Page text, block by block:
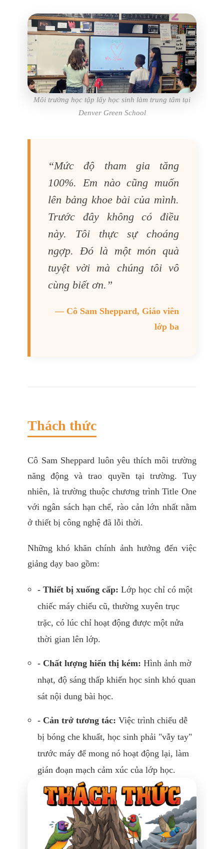
Môi trường học tập lấy học sinh làm trung tâm tại
Denver Green School
“Mức độ tham gia tăng
100%. Em nào cũng muốn
lên bảng khoe bài của mình.
Trước đây không có điều
này. Tôi thực sự choáng
ngợp. Đó là một món quà
tuyệt vời mà chúng tôi vô
cùng biết ơn.”
— Cô Sam Sheppard, Giáo viên
lớp ba
Thách thức
Cô Sam Sheppard luôn yêu thích môi trường
năng động và trao quyền tại trường. Tuy
nhiên, là trường thuộc chương trình Title One
với ngân sách hạn chế, rào cản lớn nhất nằm
ở thiết bị công nghệ đã lỗi thời.
Những khó khăn chính ảnh hưởng đến việc
giảng dạy bao gồm:
- Thiết bị xuống cấp: Lớp học chỉ có một
chiếc máy chiếu cũ, thường xuyên trục
trặc, có lúc chỉ hoạt động được một nửa
thời gian lên lớp.
- Chất lượng hiển thị kém: Hình ảnh mờ
nhạt, độ sáng thấp khiến học sinh khó quan
sát nội dung bài học.
- Cản trở tương tác: Việc trình chiếu dễ
bị bóng che khuất, học sinh phải "vẫy tay"
trước máy để mong nó hoạt động lại, làm
gián đoạn mạch cảm xúc của lớp học.